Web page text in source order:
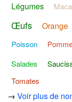
Légumes
Œufs Orange
Poisson
Salades
Tomates
→ Voir plus de